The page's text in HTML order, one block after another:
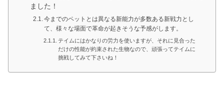
ました！
今までのペットとは異なる新能力が多数ある新戦力とし
て、様々な場面で革命が起きそうな予感がします。
テイムにはかなりの労力を使いますが、それに見合った
だけの性能が約束された生物なので、頑張ってテイムに
挑戦してみて下さいね！